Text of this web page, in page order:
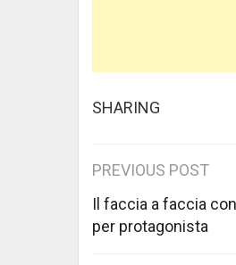
SHARING
Post
navigation
PREVIOUS POST
Il faccia a faccia
per protagonista